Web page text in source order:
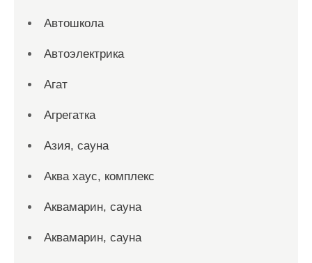
Автошкола
Автоэлектрика
Агат
Агрегатка
Азия, сауна
Аква хаус, комплекс
Аквамарин, сауна
Аквамарин, сауна